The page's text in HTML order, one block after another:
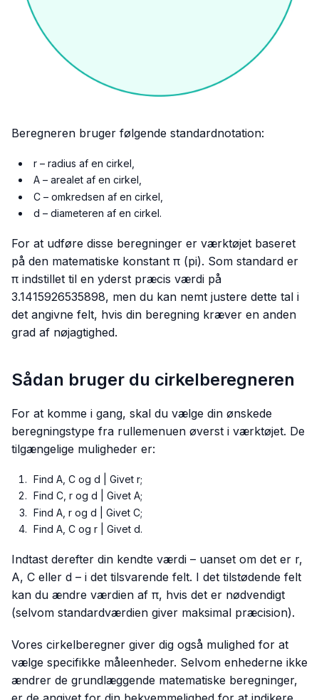
Beregneren bruger følgende standardnotation:
r – radius af en cirkel,
A – arealet af en cirkel,
C – omkredsen af en cirkel,
d – diameteren af en cirkel.
For at udføre disse beregninger er værktøjet baseret
på den matematiske konstant π (pi). Som standard er
π indstillet til en yderst præcis værdi på
3.1415926535898, men du kan nemt justere dette tal i
det angivne felt, hvis din beregning kræver en anden
grad af nøjagtighed.
Sådan bruger du cirkelberegneren
For at komme i gang, skal du vælge din ønskede
beregningstype fra rullemenuen øverst i værktøjet. De
tilgængelige muligheder er:
Find A, C og d | Givet r;
Find C, r og d | Givet A;
Find A, r og d | Givet C;
Find A, C og r | Givet d.
Indtast derefter din kendte værdi – uanset om det er r,
A, C eller d – i det tilsvarende felt. I det tilstødende felt
kan du ændre værdien af π, hvis det er nødvendigt
(selvom standardværdien giver maksimal præcision).
Vores cirkelberegner giver dig også mulighed for at
vælge specifikke måleenheder. Selvom enhederne ikke
ændrer de grundlæggende matematiske beregninger,